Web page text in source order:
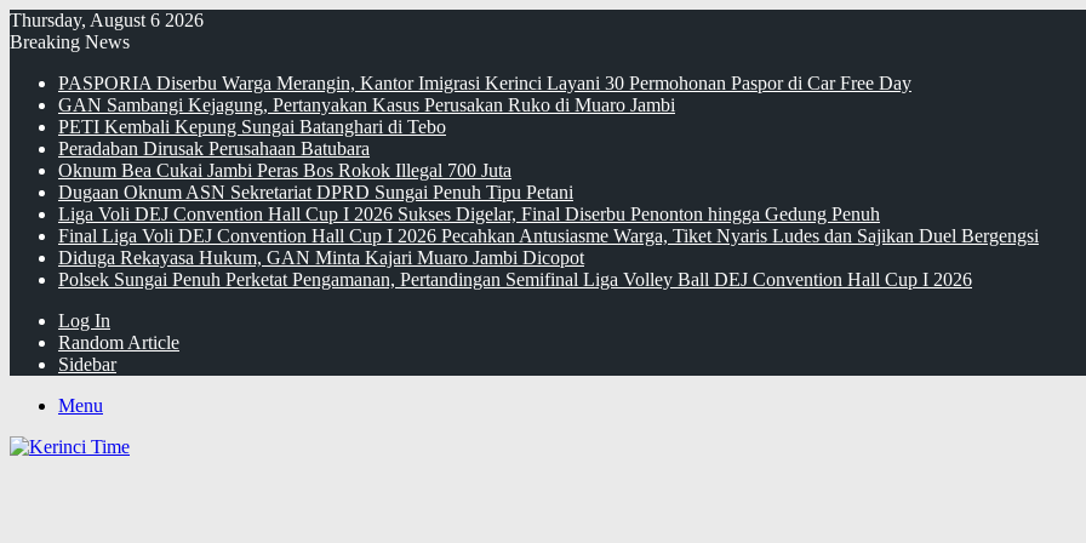
Thursday, August 6 2026
Breaking News
PASPORIA Diserbu Warga Merangin, Kantor Imigrasi Kerinci Layani 30 Permohonan Paspor di Car Free Day
GAN Sambangi Kejagung, Pertanyakan Kasus Perusakan Ruko di Muaro Jambi
PETI Kembali Kepung Sungai Batanghari di Tebo
Peradaban Dirusak Perusahaan Batubara
Oknum Bea Cukai Jambi Peras Bos Rokok Illegal 700 Juta
Dugaan Oknum ASN Sekretariat DPRD Sungai Penuh Tipu Petani
Liga Voli DEJ Convention Hall Cup I 2026 Sukses Digelar, Final Diserbu Penonton hingga Gedung Penuh
Final Liga Voli DEJ Convention Hall Cup I 2026 Pecahkan Antusiasme Warga, Tiket Nyaris Ludes dan Sajikan Duel Bergengsi
Diduga Rekayasa Hukum, GAN Minta Kajari Muaro Jambi Dicopot
Polsek Sungai Penuh Perketat Pengamanan, Pertandingan Semifinal Liga Volley Ball DEJ Convention Hall Cup I 2026
Log In
Random Article
Sidebar
Menu